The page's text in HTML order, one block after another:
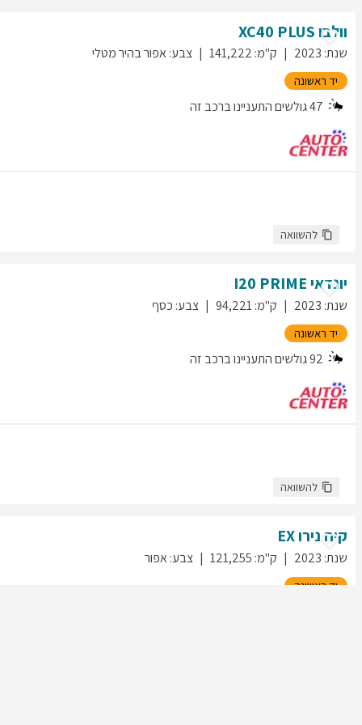
וולבו XC40 PLUS
שנת:
2023 ק"מ:
141,222 צבע:אפור בהיר מטלי
יד ראשונה
47גולשים התעניינו ברכב זה
להשוואה
יונדאי I20 PRIME
שנת:
2023 ק"מ:
94,221 צבע: כסף
יד ראשונה
92גולשים התעניינו ברכב זה
להשוואה
קיה נירוEX
שנת:
2023 ק"מ:
121,255 צבע:אפור
יד ראשונה